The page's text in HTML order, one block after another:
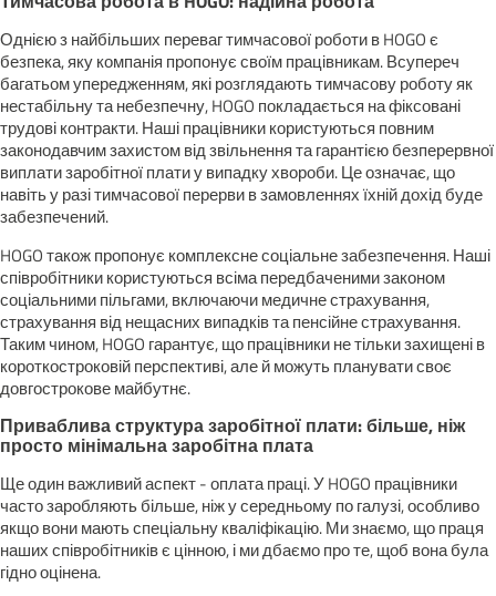
Однією з найбільших переваг тимчасової роботи в HOGO є
безпека, яку компанія пропонує своїм працівникам. Всупереч
багатьом упередженням, які розглядають тимчасову роботу як
нестабільну та небезпечну, HOGO покладається на фіксовані
трудові контракти. Наші працівники користуються повним
законодавчим захистом від звільнення та гарантією безперервної
виплати заробітної плати у випадку хвороби. Це означає, що
навіть у разі тимчасової перерви в замовленнях їхній дохід буде
забезпечений.
HOGO також пропонує комплексне соціальне забезпечення. Наші
співробітники користуються всіма передбаченими законом
соціальними пільгами, включаючи медичне страхування,
страхування від нещасних випадків та пенсійне страхування.
Таким чином, HOGO гарантує, що працівники не тільки захищені в
короткостроковій перспективі, але й можуть планувати своє
довгострокове майбутнє.
Приваблива структура заробітної плати: більше, ніж
просто мінімальна заробітна плата
Ще один важливий аспект - оплата праці. У HOGO працівники
часто заробляють більше, ніж у середньому по галузі, особливо
якщо вони мають спеціальну кваліфікацію. Ми знаємо, що праця
наших співробітників є цінною, і ми дбаємо про те, щоб вона була
гідно оцінена.